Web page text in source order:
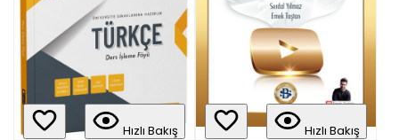
Hızlı Bakış
Hızlı Bakış